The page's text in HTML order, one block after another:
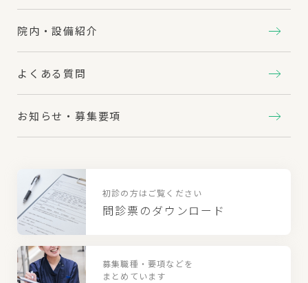
院内・設備紹介
よくある質問
お知らせ・募集要項
初診の方はご覧ください
問診票のダウンロード
募集職種・要項などを
まとめています